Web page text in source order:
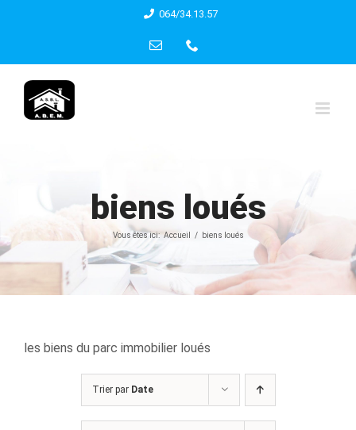
content
064/34.13.57
Email
biens loués
Vous êtes ici: Accueil biens loués
les biens du parc immobilier loués
Trier par Date